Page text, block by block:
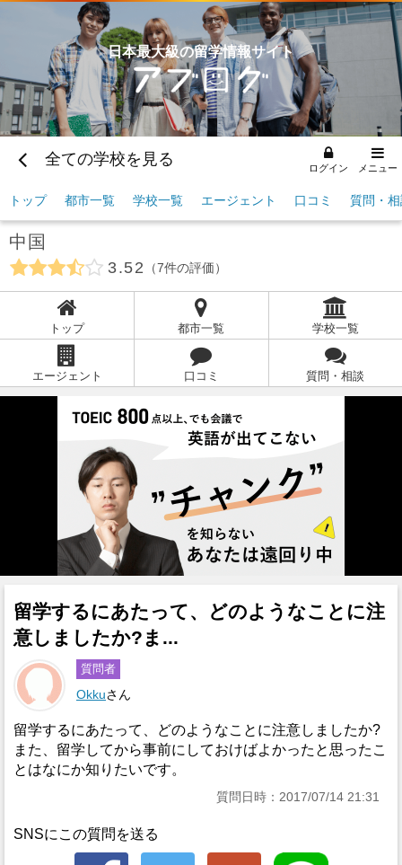
日本最大級の留学情報サイト
全ての学校を見る ログイン メニュー
トップ 都市一覧 学校一覧 エージェント 口コミ 質問・
中国
3.52 7件の評価
トップ 都市一覧 学校一覧
エージェント 口コミ 質問・相談
留学するにあたって、どのようなことに注
意しましたか?ま...
質問者
Okkuさん
留学するにあたって、どのようなことに注意しましたか?
また、留学してから事前にしておけばよかったと思ったこ
とはなにか知りたいです。
質問日時：2017/07/14 21:31
SNSにこの質問を送る